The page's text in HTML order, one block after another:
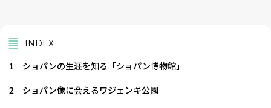
INDEX
1
ショパンの生涯を知る「ショパン博物館」
2
ショパン像に会えるワジェンキ公園